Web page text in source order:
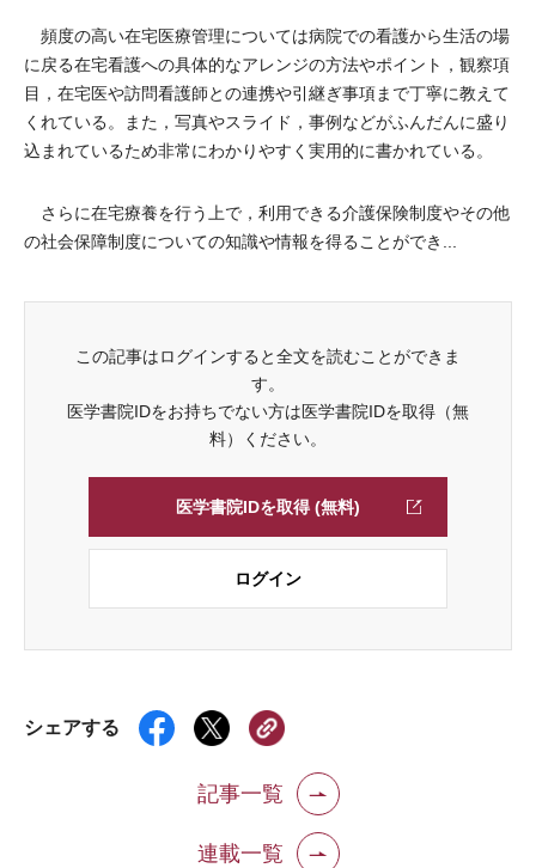
頻度の高い在宅医療管理については病院での看護から生活の場
に戻る在宅看護への具体的なアレンジの方法やポイント，観察項
目，在宅医や訪問看護師との連携や引継ぎ事項まで丁寧に教えて
くれている。また，写真やスライド，事例などがふんだんに盛り
込まれているため非常にわかりやすく実用的に書かれている。
さらに在宅療養を行う上で，利用できる介護保険制度やその他
の社会保障制度についての知識や情報を得ることができ...
この記事はログインすると全文を読むことができま
す。
医学書院IDをお持ちでない方は医学書院IDを取得（無
料）ください。
医学書院IDを取得 (無料)
ログイン
シェアする
記事一覧
連載一覧